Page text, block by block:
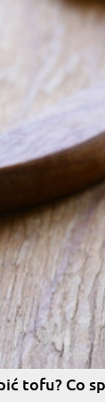
tofu? Co